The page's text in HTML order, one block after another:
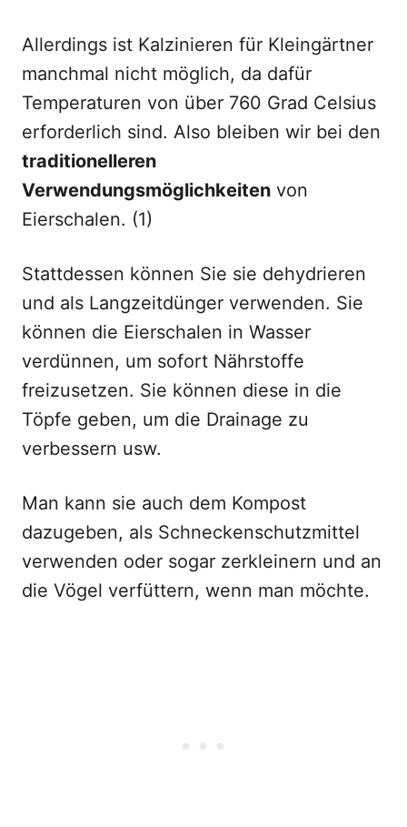
Allerdings ist Kalzinieren für Kleingärtner
manchmal nicht möglich, da dafür
Temperaturen von über 760 Grad Celsius
erforderlich sind. Also bleiben wir bei den
traditionelleren
Verwendungsmöglichkeiten von
Eierschalen. (1)
Stattdessen können Sie sie dehydrieren
und als Langzeitdünger verwenden. Sie
können die Eierschalen in Wasser
verdünnen, um sofort Nährstoffe
freizusetzen. Sie können diese in die
Töpfe geben, um die Drainage zu
verbessern usw.
Man kann sie auch dem Kompost
dazugeben, als Schneckenschutzmittel
verwenden oder sogar zerkleinern und an
die Vögel verfüttern, wenn man möchte.